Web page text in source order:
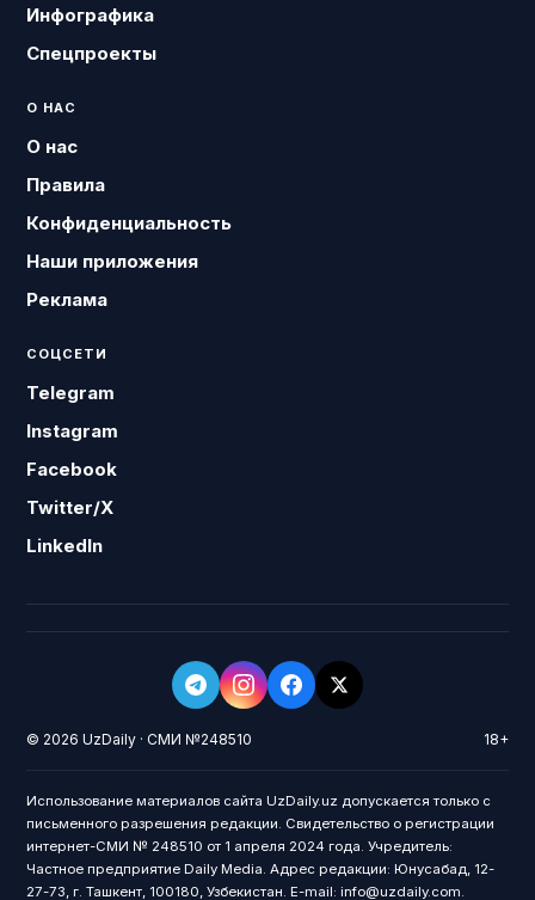
Инфографика
Спецпроекты
О НАС
О нас
Правила
Конфиденциальность
Наши приложения
Реклама
СОЦСЕТИ
Telegram
Instagram
Facebook
Twitter/X
LinkedIn
© 2026 UzDaily · СМИ №248510 18+
Использование материалов сайта UzDaily.uz допускается только с
письменного разрешения редакции. Свидетельство о регистрации
интернет-СМИ № 248510 от 1 апреля 2024 года. Учредитель:
Частное предприятие Daily Media. Адрес редакции: Юнусабад, 12-
27-73, г. Ташкент, 100180, Узбекистан. E-mail: info@uzdaily.com.